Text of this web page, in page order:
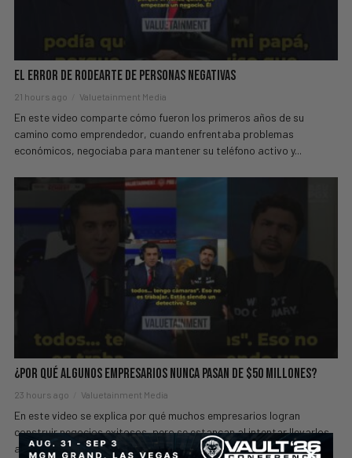
El Error de Rodearte de Personas Negativas
21 hours ago Valuetainment Media
En este video comparte cómo fueron los primeros años de su
camino como emprendedor, cuando enfrentaba problemas
económicos, negociaba para mantener su teléfono activo y...
¿Por Qué Algunos Empresarios Nunca Pasan de $50 Millones?
23 hours ago Valuetainment Media
En este video se explica por qué muchos empresarios logran
construir negocios exitosos, pero se estancan al intentar llevarlos
al siguiente nivel. Se habla de la...